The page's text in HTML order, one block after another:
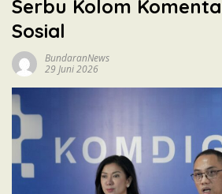
Serbu Kolom
Sosial
BundaranNews
29 Juni 2026